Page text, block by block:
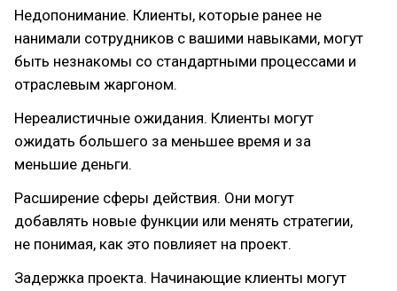
Недопонимание. Клиенты, которые ранее не
нанимали сотрудников с вашими навыками, могут
быть незнакомы со стандартными процессами и
отраслевым жаргоном.
Нереалистичные ожидания. Клиенты могут
ожидать большего за меньшее время и за
меньшие деньги.
Расширение сферы действия. Они могут
добавлять новые функции или менять стратегии,
не понимая, как это повлияет на проект.
Задержка проекта. Начинающие клиенты могут